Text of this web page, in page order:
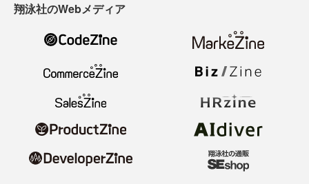
翔泳社のWebメディア